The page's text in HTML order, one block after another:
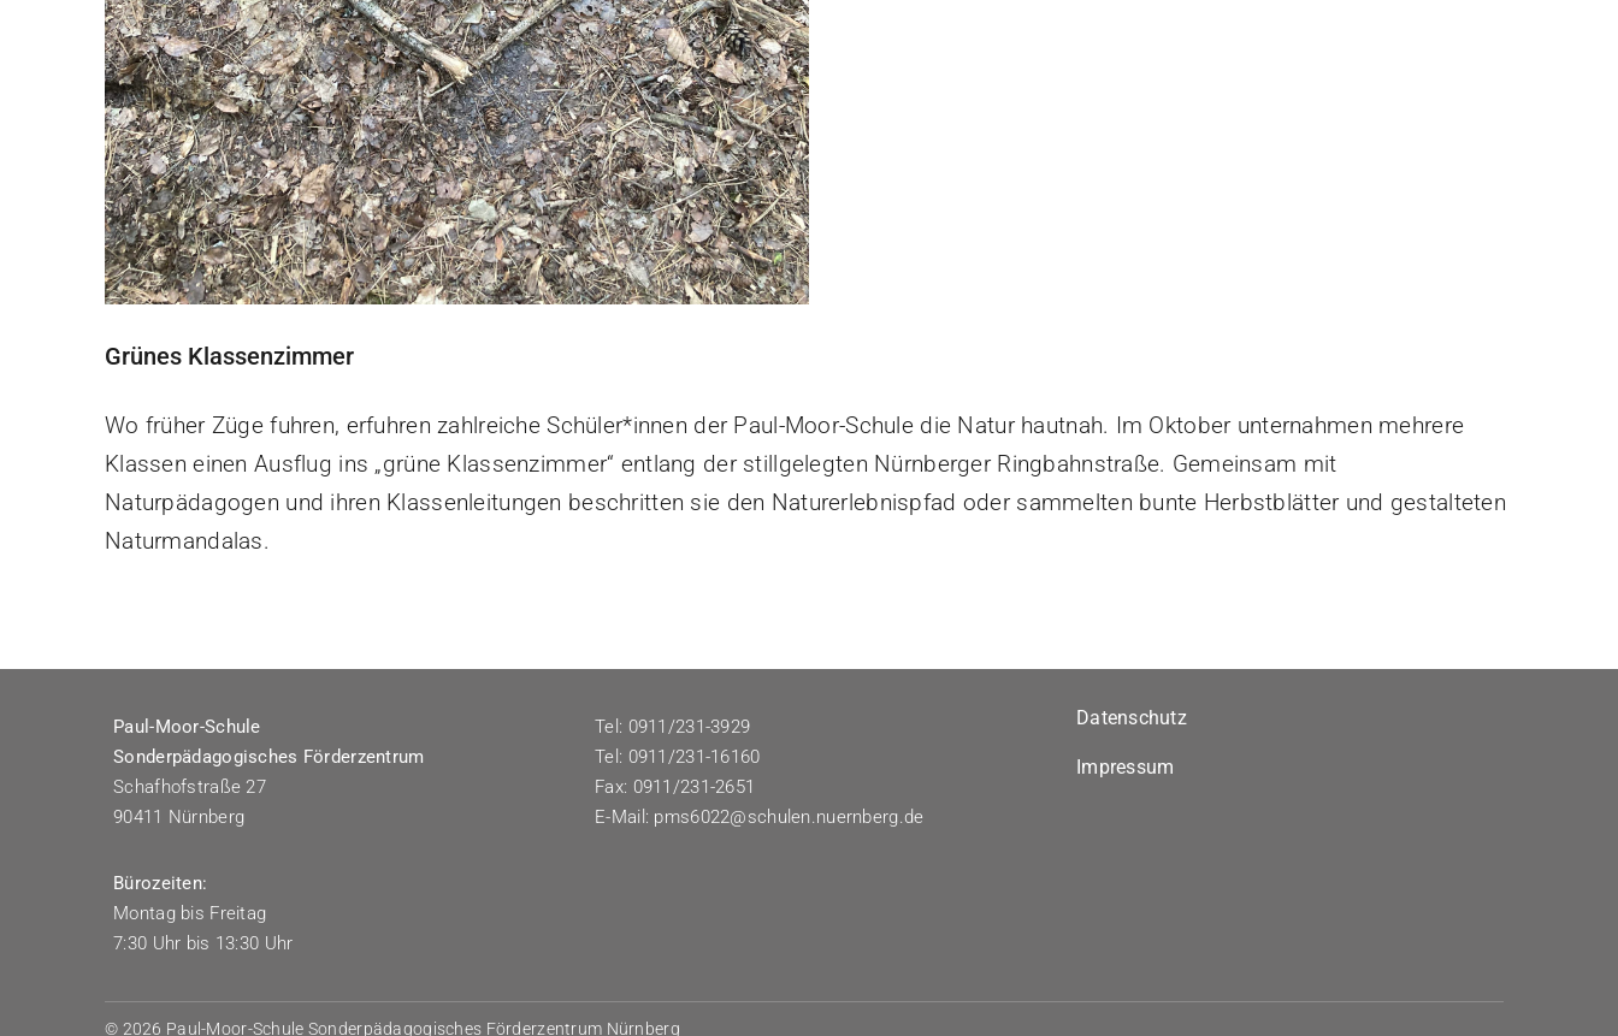
Grünes Klassenzimmer
Wo früher Züge fuhren, erfuhren zahlreiche Schüler*innen der Paul-Moor-Schule die Natur hautnah. Im Oktober unternahmen mehrere
Klassen einen Ausflug ins „grüne Klassenzimmer“ entlang der stillgelegten Nürnberger Ringbahnstraße. Gemeinsam mit
Naturpädagogen und ihren Klassenleitungen beschritten sie den Naturerlebnispfad oder sammelten bunte Herbstblätter und gestalteten
Naturmandalas.
Paul-Moor-Schule
Sonderpädagogisches Förderzentrum
Schafhofstraße 27
90411 Nürnberg
Bürozeiten:
Montag bis Freitag
7:30 Uhr bis 13:30 Uhr
Tel: 0911/231-3929
Tel: 0911/231-16160
Fax: 0911/231-2651
E-Mail: pms6022@schulen.nuernberg.de
Datenschutz
Impressum
© 2026 Paul-Moor-Schule Sonderpädagogisches Förderzentrum Nürnberg